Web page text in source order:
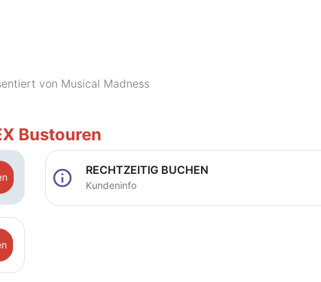
von Musical Madness
Bustouren
info RECHTZEITIG BUCHEN
Kundeninfo